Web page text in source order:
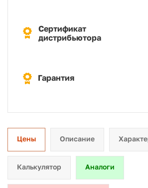
Сертификат
дистрибьютора
Гарантия
Цены Описание
Калькулятор Аналоги